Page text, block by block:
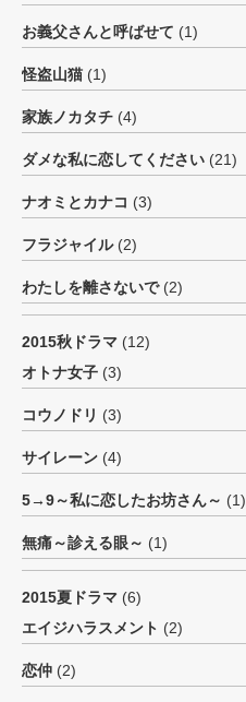
お義父さんと呼ばせて (1)
怪盗山猫 (1)
家族ノカタチ (4)
ダメな私に恋してください (21)
ナオミとカナコ (3)
フラジャイル(2)
わたしを離さないで(2)
2015秋ドラマ (12)
オトナ女子 (3)
コウノドリ (3)
サイレーン (4)
5→9～私に恋したお坊さん～ (1)
無痛～診える眼～ (1)
2015夏ドラマ (6)
エイジハラスメント (2)
恋仲 (2)